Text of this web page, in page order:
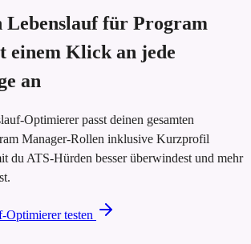
Lebenslauf für Program
einem Klick an jede
an
Optimierer passt deinen gesamten
Manager-Rollen inklusive Kurzprofil
du ATS-Hürden besser überwindest und mehr
Optimierer testen